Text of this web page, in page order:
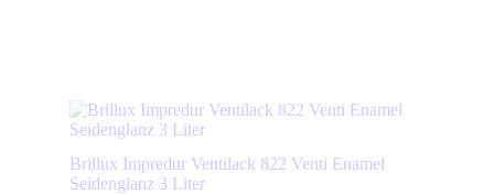
Brillux Impredur Ventilack 822 Venti Enamel
Seidenglanz 3 Liter